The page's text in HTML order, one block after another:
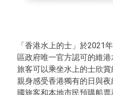
「香港水上的士」於2021
區政府唯一官方認可的維港
旅客可以乘坐水上的士欣賞
親身感受香港獨有的日與